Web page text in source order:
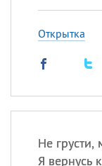
Открытка
Не грусти,
Я вернусь